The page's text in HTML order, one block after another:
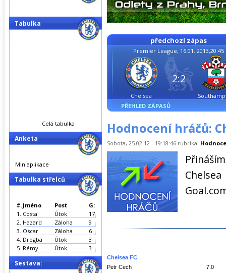
předchozí zápas
Premier League, 16.01. 2013,20:45
Chelsea
2:2
PŘEHLED ZÁPASŮ
Hodnocení hráčů:
Sobota, 25.02.12 - 19:18:46 rubrika:
Chelsea FC
Petr Cech
7.0
Tabulka
Celá tabulka
Anketa
Miniaplikace
Tabulka střelců
#.Jméno Post
G:
1. Costa Útok
17
2. Hazard Záloha
9
3. Oscar Záloha
6
4. Drogba Útok
3
5. Rémy Útok 3
Sestava: